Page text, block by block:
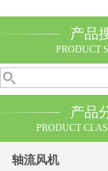
产品
PRODUCT
产品
PRODUCT
轴流风机